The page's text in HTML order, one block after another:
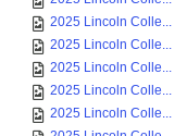
2025 Lincoln Colle...
2025 Lincoln Colle...
2025 Lincoln Colle...
2025 Lincoln Colle...
2025 Lincoln Colle...